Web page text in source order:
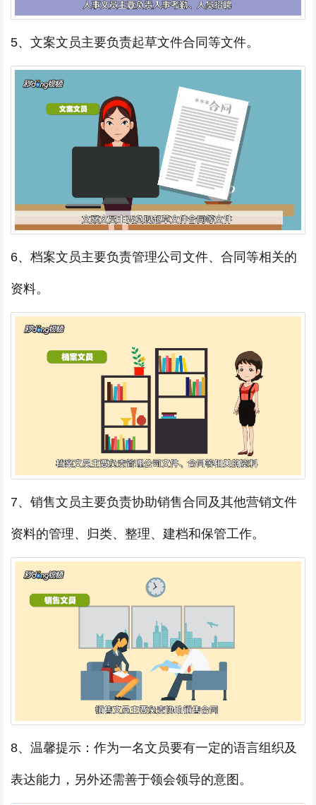
5、文案文员主要负责起草文件合同等文件。
6、档案文员主要负责管理公司文件、合同等相关的
资料。
7、销售文员主要负责协助销售合同及其他营销文件
资料的管理、归类、整理、建档和保管工作。
8、温馨提示：作为一名文员要有一定的语言组织及
表达能力，另外还需善于领会领导的意图。